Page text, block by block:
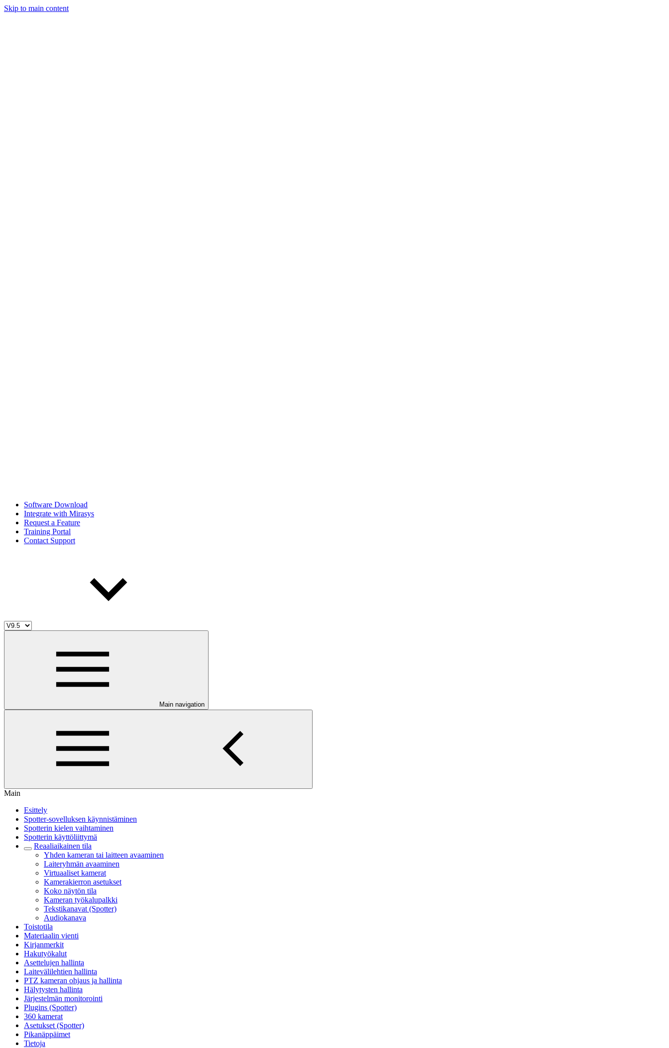
Skip to main content
Software Download
Integrate with Mirasys
Request a Feature
Training Portal
Contact Support
Main navigation
Main
Esittely
Spotter-sovelluksen käynnistäminen
Spotterin kielen vaihtaminen
Spotterin käyttöliittymä
Reaaliaikainen tila
Yhden kameran tai laitteen avaaminen
Laiteryhmän avaaminen
Virtuaaliset kamerat
Kamerakierron asetukset
Koko näytön tila
Kameran työkalupalkki
Tekstikanavat (Spotter)
Audiokanava
Toistotila
Materiaalin vienti
Kirjanmerkit
Hakutyökalut
Asettelujen hallinta
Laitevälilehtien hallinta
PTZ kameran ohjaus ja hallinta
Hälytysten hallinta
Järjestelmän monitorointi
Plugins (Spotter)
360 kamerat
Asetukset (Spotter)
Pikanäppäimet
Tietoja